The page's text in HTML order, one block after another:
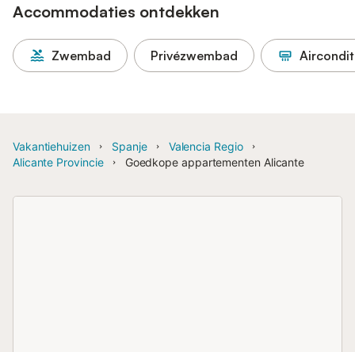
Accommodaties ontdekken
Zwembad Privézwembad
Vakantiehuizen Spanje
Valencia Regio
Alicante Provincie
Goedkope appartementen Alicante